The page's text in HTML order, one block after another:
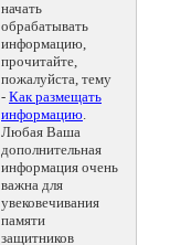
начать
обрабатывать
информацию,
прочитайте,
пожалуйста, тему
- Как размещать
информацию.
Любая Ваша
дополнительная
информация очень
важна для
увековечивания
памяти
защитников